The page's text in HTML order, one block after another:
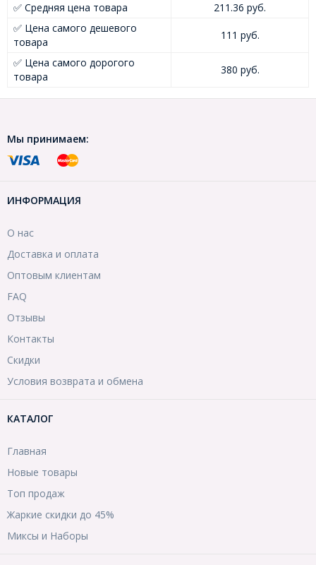
✅ Средняя цена товара
211.36 руб.
✅ Цена самого дешевого
товара
111 руб.
✅ Цена самого дорогого
товара
380 руб.
Мы принимаем:
ИНФОРМАЦИЯ
О нас
Доставка и оплата
Оптовым клиентам
FAQ
Отзывы
Контакты
Скидки
Условия возврата и обмена
КАТАЛОГ
Главная
Новые товары
Топ продаж
Жаркие скидки до 45%
Миксы и Наборы